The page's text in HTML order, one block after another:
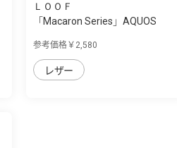
ＬＯＯＦ
「Macaron Series」AQUOS
参考価格￥2,580
レザー